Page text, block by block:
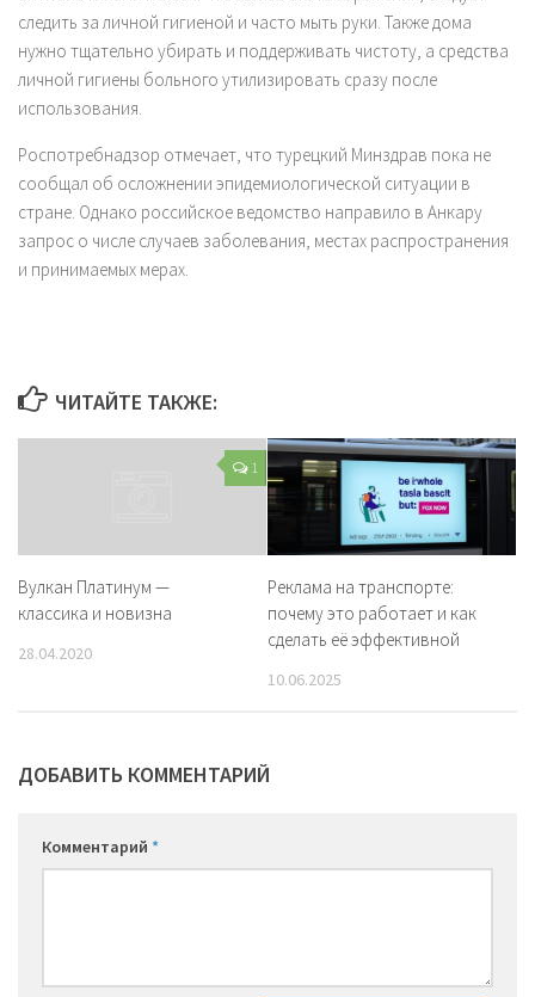
следить за личной гигиеной и часто мыть руки. Также дома
нужно тщательно убирать и поддерживать чистоту, а средства
личной гигиены больного утилизировать сразу после
использования.
Роспотребнадзор отмечает, что турецкий Минздрав пока не
сообщал об осложнении эпидемиологической ситуации в
стране. Однако российское ведомство направило в Анкару
запрос о числе случаев заболевания, местах распространения
и принимаемых мерах.
ЧИТАЙТЕ ТАКЖЕ:
1
Вулкан Платинум —
классика и новизна
28.04.2020
Реклама на транспорте:
почему это работает и как
сделать её эффективной
10.06.2025
ДОБАВИТЬ КОММЕНТАРИЙ
Комментарий *